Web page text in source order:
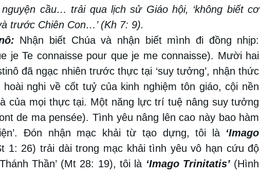
cầu… trải qua lịch sử Giáo hội, ‘không biết cơ
trước Chiên Con…’ (Kh 7: 9).
Nhận biết Chúa và nhận biết mình đi đồng nhịp:
je Te connaisse pour que je me connaisse). Mười hai
đã ngạc nhiên trước thực tại ‘suy tưởng’, nhận thức
nghi về cốt tuỷ của kinh nghiệm tôn giáo, cội nền
của mọi thực tại. Một năng lực trí tuệ nâng suy tưởng
de ma pensée). Tình yêu nâng lên cao này bao hàm
Đón nhận mạc khải từ tạo dựng, tôi là ‘Imago
1: 26) trải dài trong mạc khải tình yêu vô hạn cứu độ
Thần’ (Mt 28: 19), tôi là ‘Imago Trinitatis’(Hình